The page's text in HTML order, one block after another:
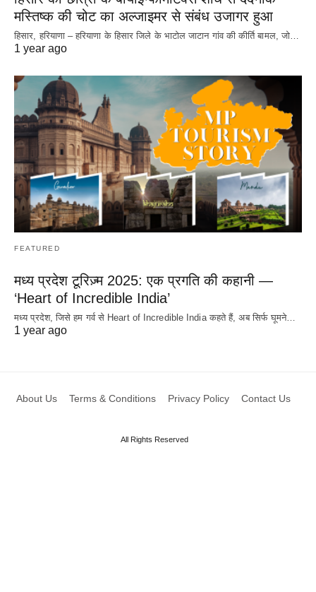
मस्तिष्क की चोट का अल्जाइमर से संबंध उजागर हुआ
हिसार, हरियाणा – हरियाणा के हिसार जिले के भाटोल जाटान गांव की कीर्ति बामल, जो…
1 year ago
FEATURED
मध्य प्रदेश टूरिज़्म 2025: एक प्रगति की कहानी —
‘Heart of Incredible India’
मध्य प्रदेश, जिसे हम गर्व से Heart of Incredible India कहते हैं, अब सिर्फ घूमने…
1 year ago
About Us Terms & Conditions Privacy Policy Contact Us
All Rights Reserved